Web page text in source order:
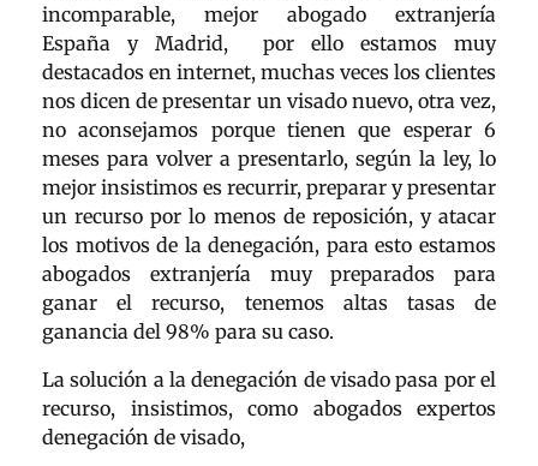
incomparable, mejor abogado extranjería
España y Madrid, por ello estamos muy
destacados en internet, muchas veces los clientes
nos dicen de presentar un visado nuevo, otra vez,
no aconsejamos porque tienen que esperar 6
meses para volver a presentarlo, según la ley, lo
mejor insistimos es recurrir, preparar y presentar
un recurso por lo menos de reposición, y atacar
los motivos de la denegación, para esto estamos
abogados extranjería muy preparados para
ganar el recurso, tenemos altas tasas de
ganancia del 98% para su caso.
La solución a la denegación de visado pasa por el
recurso, insistimos, como abogados expertos
denegación de visado,